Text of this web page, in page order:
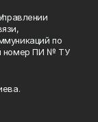
по
номер ПИ № ТУ